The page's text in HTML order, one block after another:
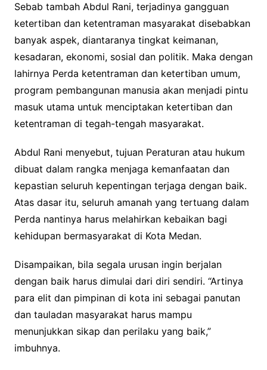
Sebab tambah Abdul Rani, terjadinya gangguan
ketertiban dan ketentraman masyarakat disebabkan
banyak aspek, diantaranya tingkat keimanan,
kesadaran, ekonomi, sosial dan politik. Maka dengan
lahirnya Perda ketentraman dan ketertiban umum,
program pembangunan manusia akan menjadi pintu
masuk utama untuk menciptakan ketertiban dan
ketentraman di tegah-tengah masyarakat.
Abdul Rani menyebut, tujuan Peraturan atau hukum
dibuat dalam rangka menjaga kemanfaatan dan
kepastian seluruh kepentingan terjaga dengan baik.
Atas dasar itu, seluruh amanah yang tertuang dalam
Perda nantinya harus melahirkan kebaikan bagi
kehidupan bermasyarakat di Kota Medan.
Disampaikan, bila segala urusan ingin berjalan
dengan baik harus dimulai dari diri sendiri. “Artinya
para elit dan pimpinan di kota ini sebagai panutan
dan tauladan masyarakat harus mampu
menunjukkan sikap dan perilaku yang baik,”
imbuhnya.